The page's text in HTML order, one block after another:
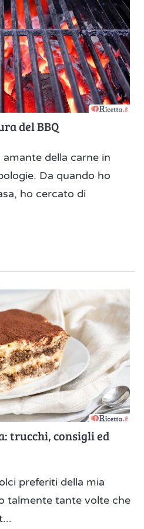
del BBQ
della carne in
Da quando ho
ho cercato di
trucchi, consigli ed
preferiti della mia
talmente tante volte che